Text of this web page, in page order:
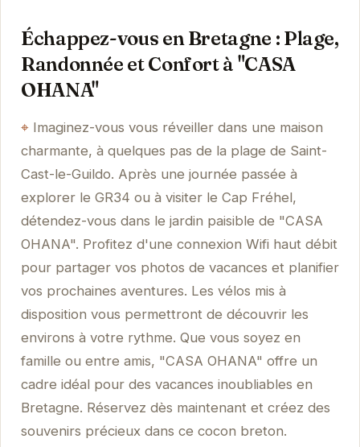
Échappez-vous en Bretagne : Plage,
Randonnée et Confort à "CASA
OHANA"
Imaginez-vous vous réveiller dans une maison
charmante, à quelques pas de la plage de Saint-
Cast-le-Guildo. Après une journée passée à
explorer le GR34 ou à visiter le Cap Fréhel,
détendez-vous dans le jardin paisible de "CASA
OHANA". Profitez d'une connexion Wifi haut débit
pour partager vos photos de vacances et planifier
vos prochaines aventures. Les vélos mis à
disposition vous permettront de découvrir les
environs à votre rythme. Que vous soyez en
famille ou entre amis, "CASA OHANA" offre un
cadre idéal pour des vacances inoubliables en
Bretagne. Réservez dès maintenant et créez des
souvenirs précieux dans ce cocon breton.